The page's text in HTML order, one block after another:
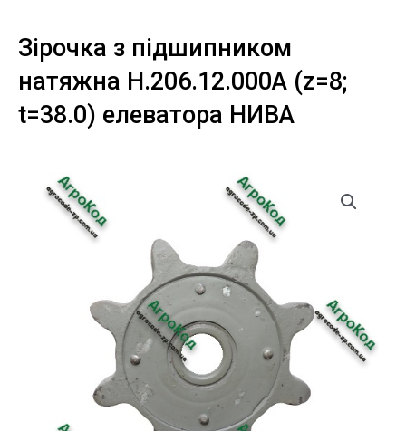
Зірочка з підшипником
натяжна H.206.12.000А (z=8;
t=38.0) елеватора НИВА